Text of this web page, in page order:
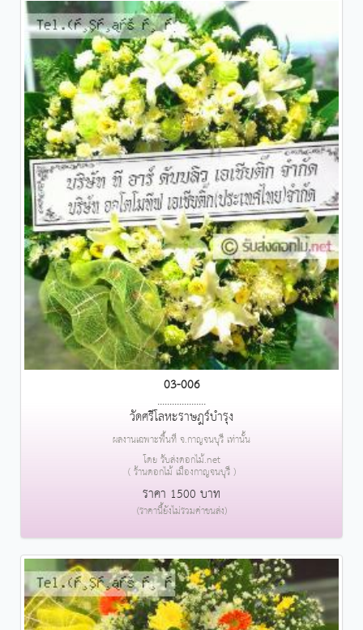
03-006
....................
วัดศรีโลหะราษฎร์บำรุง
ผลงานเฉพาะพื้นที่ จ.กาญจนบุรี เท่านั้น
โดย รับส่งดอกไม้.net
( ร้านดอกไม้ เมืองกาญจนบุรี )
ราคา 1500 บาท
(ราคานี้ยังไม่รวมค่าขนส่ง)